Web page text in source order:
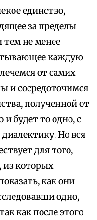
единство,
за пределы
не менее
каждую
от самих
и сосредоточимся
полученной от
и будет то одно, с
Но вся
для того,
из которых
как они
одно,
как после этого